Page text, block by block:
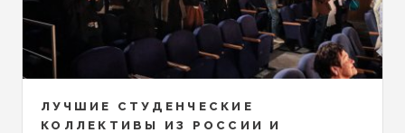
ЛУЧШИЕ СТУДЕНЧЕСКИЕ
КОЛЛЕКТИВЫ ИЗ РОССИИ И